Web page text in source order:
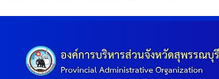
องค์การบริหารส่วนจังหวัดสุพรรณบุ
Provincial Administrative Organization